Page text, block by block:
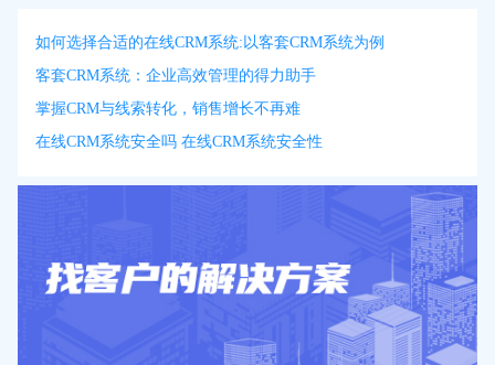
如何选择合适的在线CRM系统:以客套CRM系统为例
客套CRM系统：企业高效管理的得力助手
掌握CRM与线索转化，销售增长不再难
在线CRM系统安全吗 在线CRM系统安全性